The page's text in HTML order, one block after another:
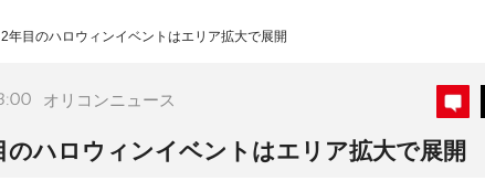
年目のハロウィンイベントはエリア拡大で展開
オリコンニュース
のハロウィンイベントはエリア拡大で展開